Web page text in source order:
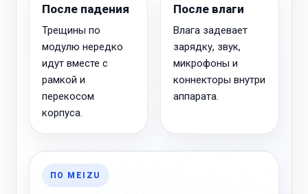
После падения
Трещины по
модулю нередко
идут вместе с
рамкой и
перекосом
корпуса.
После влаги
Влага задевает
зарядку, звук,
микрофоны и
коннекторы внутри
аппарата.
ПО MEIZU